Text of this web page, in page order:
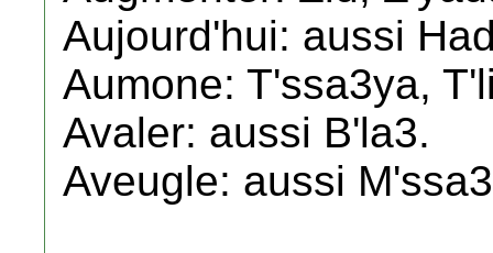
Aujourd'hui: aussi
Aumone: T'ssa3ya,
Avaler: aussi B'la3.
Aveugle: aussi